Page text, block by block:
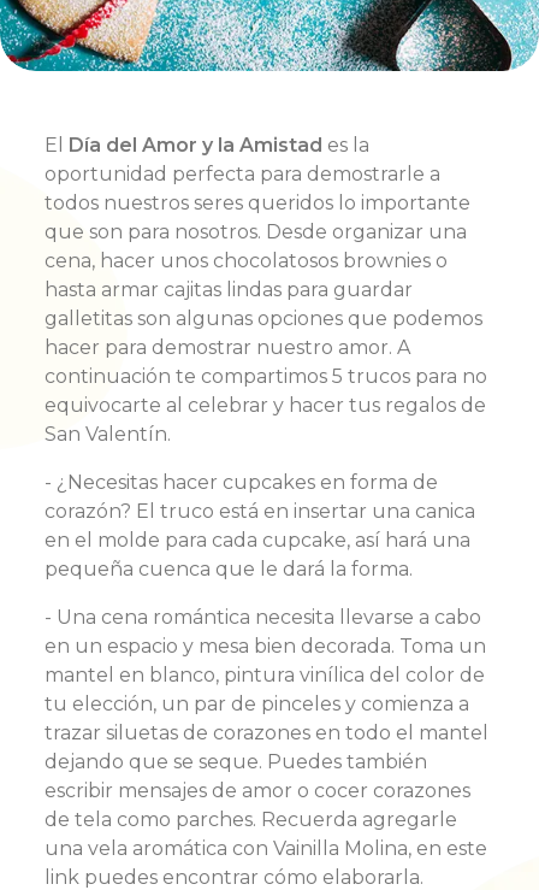
El Día del Amor y la Amistad es la
oportunidad perfecta para demostrarle a
todos nuestros seres queridos lo importante
que son para nosotros. Desde organizar una
cena, hacer unos chocolatosos brownies o
hasta armar cajitas lindas para guardar
galletitas son algunas opciones que podemos
hacer para demostrar nuestro amor. A
continuación te compartimos 5 trucos para no
equivocarte al celebrar y hacer tus regalos de
San Valentín.
- ¿Necesitas hacer cupcakes en forma de
corazón? El truco está en insertar una canica
en el molde para cada cupcake, así hará una
pequeña cuenca que le dará la forma.
- Una cena romántica necesita llevarse a cabo
en un espacio y mesa bien decorada. Toma un
mantel en blanco, pintura vinílica del color de
tu elección, un par de pinceles y comienza a
trazar siluetas de corazones en todo el mantel
dejando que se seque. Puedes también
escribir mensajes de amor o cocer corazones
de tela como parches. Recuerda agregarle
una vela aromática con Vainilla Molina, en este
link puedes encontrar cómo elaborarla.